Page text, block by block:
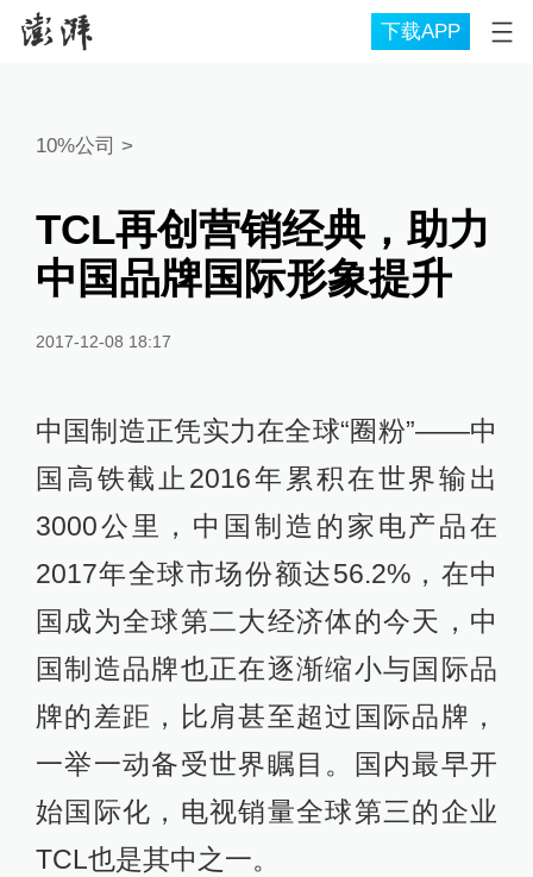
下载APP
10%公司 >
TCL再创营销经典，助力
中国品牌国际形象提升
2017-12-08 18:17
中国制造正凭实力在全球“圈粉”——中
国高铁截止2016年累积在世界输出
3000公里，中国制造的家电产品在
2017年全球市场份额达56.2%，在中
国成为全球第二大经济体的今天，中
国制造品牌也正在逐渐缩小与国际品
牌的差距，比肩甚至超过国际品牌，
一举一动备受世界瞩目。国内最早开
始国际化，电视销量全球第三的企业
TCL也是其中之一。